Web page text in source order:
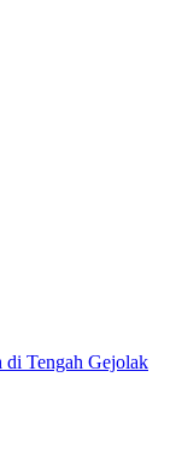
di Tengah Gejolak